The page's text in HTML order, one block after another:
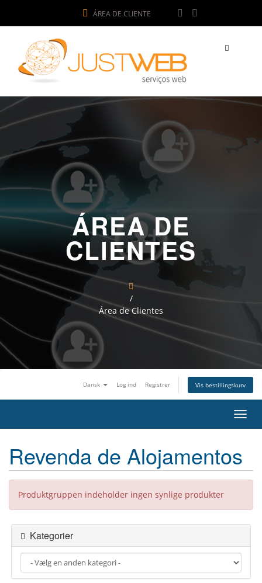
ÁREA DE CLIENTE
ÁREA DE
CLIENTES
/
Área de Clientes
Dansk Log ind Registrer Vis bestillingskurv
S
t
n
a
g
o
Revenda de Alojamentos
Produktgruppen indeholder ingen synlige produkter
Kategorier